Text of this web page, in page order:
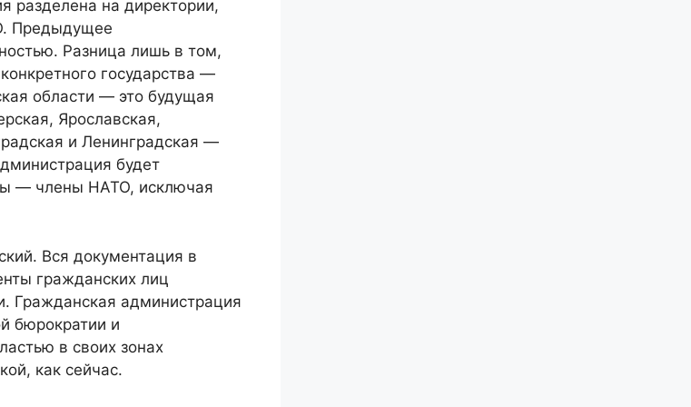
разделена на директории,
Предыдущее
Разница лишь в том,
государства —
области — это будущая
Ярославская,
и Ленинградская —
будет
— члены НАТО, исключая
Вся документация в
гражданских лиц
Гражданская администрация
бюрократии и
в своих зонах
как сейчас.